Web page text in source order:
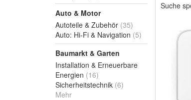
Auto & Motor
Autoteile & Zubehör (35)
Auto: Hi-Fi & Navigation (5)
Baumarkt & Garten
Installation & Erneuerbare
Energien (16)
Sicherheitstechnik (6)
Mehr
Suche